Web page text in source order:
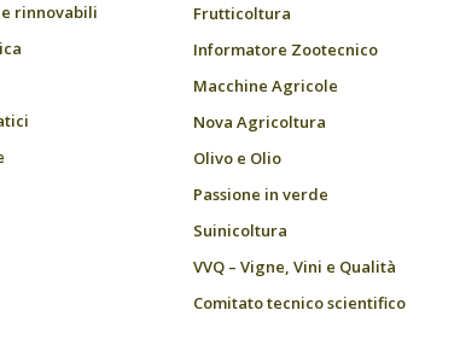
rinnovabili
Frutticoltura
Informatore Zootecnico
Macchine Agricole
Nova Agricoltura
Olivo e Olio
Passione in verde
Suinicoltura
VVQ – Vigne, Vini e Qualità
Comitato tecnico scientifico